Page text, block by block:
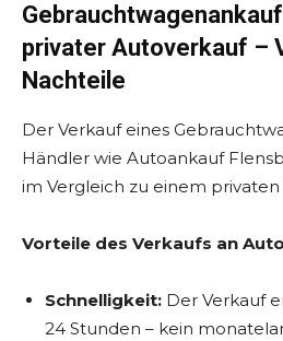
privater Autoverkauf –
Nachteile
Der Verkauf eines
Händler wie Autoankauf
im Vergleich zu einem privaten
Vorteile des Verkaufs an
Schnelligkeit: Der Verkauf
24 Stunden – kein